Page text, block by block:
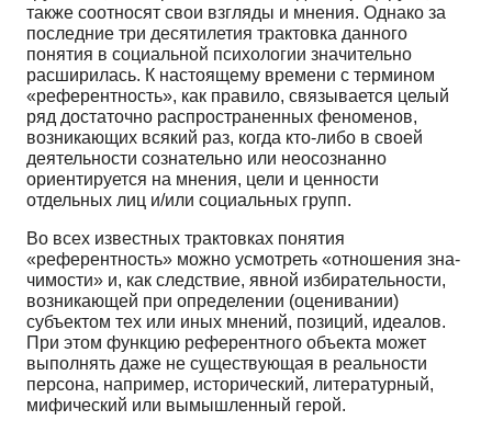
также соотносят свои взгляды и мнения. Однако за
последние три десятилетия трактовка данного
понятия в социальной психоло­гии значительно
расширилась. К настоящему времени с термином
«референтность», как правило, связывается целый
ряд достаточно распространенных феноменов,
возникающих всякий раз, ког­да кто-либо в своей
деятельности сознательно или неосознанно
ориентируется на мнения, цели и ценности
отдельных лиц и/или социальных групп.
Во всех известных трактовках понятия
«референтность» можно усмотреть «отношения зна­
чимости» и, как следствие, явной избирательности,
возникающей при определении (оценивании)
субъектом тех или иных мнений, позиций, идеалов.
При этом функцию референтного объекта мо­жет
выполнять даже не существующая в реальности
персона, например, исторический, литератур­ный,
мифический или вымышленный герой.